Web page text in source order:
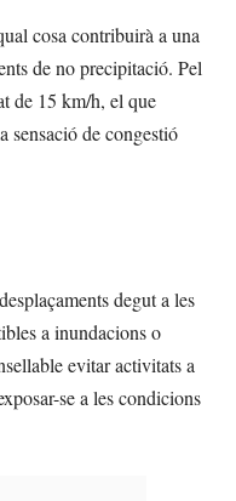
cosa contribuirà a una
de no precipitació. Pel
de 15 km/h, el que
sensació de congestió
degut a les
a inundacions o
evitar activitats a
se a les condicions